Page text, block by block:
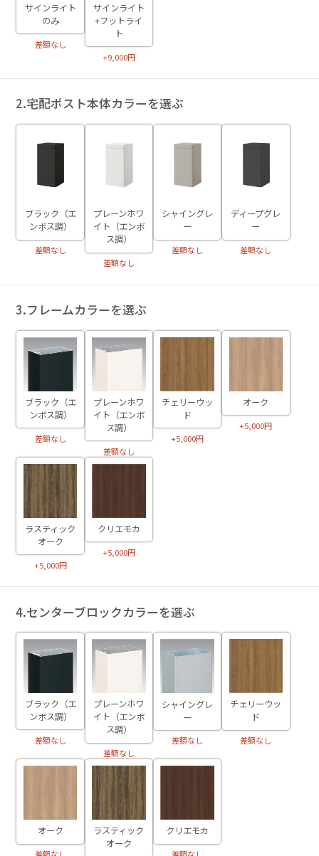
サインライト
のみ
差額なし
サインライト
+フットライ
ト
+9,000円
2.宅配ポスト本体カラーを選ぶ
ブラック（エ
ンボス調）
差額なし
プレーンホワ
イト（エンボ
ス調）
差額なし
シャイングレ
ー
差額なし
ディープグレ
ー
差額なし
3.フレームカラーを選ぶ
ブラック（エ
ンボス調）
差額なし
プレーンホワ
イト（エンボ
ス調）
差額なし
チェリーウッ
ド
+5,000円
オーク
+5,000円
ラスティック
オーク
+5,000円
クリエモカ
+5,000円
4.センターブロックカラーを選ぶ
ブラック（エ
ンボス調）
差額なし
プレーンホワ
イト（エンボ
ス調）
差額なし
シャイングレ
ー
差額なし
チェリーウッ
ド
差額なし
オーク
ラスティック
オーク
クリエモカ